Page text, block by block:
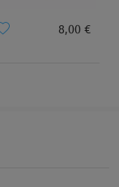
8,00 €